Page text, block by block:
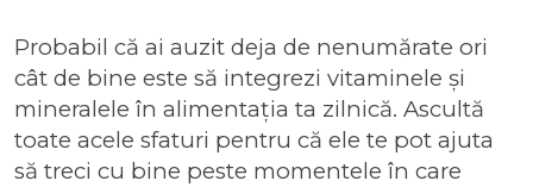
Probabil că ai auzit deja de nenumărate ori
cât de bine este să integrezi vitaminele și
mineralele în alimentația ta zilnică. Ascultă
toate acele sfaturi pentru că ele te pot ajuta
să treci cu bine peste momentele în care